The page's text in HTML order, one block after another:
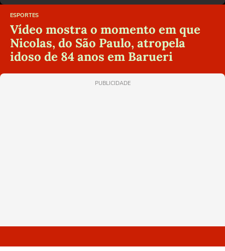
ESPORTES
Vídeo mostra o momento em que
Nicolas, do São Paulo, atropela
idoso de 84 anos em Barueri
PUBLICIDADE